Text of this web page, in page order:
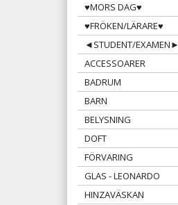
♥MORS DAG♥
♥FRÖKEN/LÄRARE♥
◄STUDENT/EXAMEN►
ACCESSOARER
BADRUM
BARN
BELYSNING
DOFT
FÖRVARING
GLAS - LEONARDO
HINZAVÄSKAN